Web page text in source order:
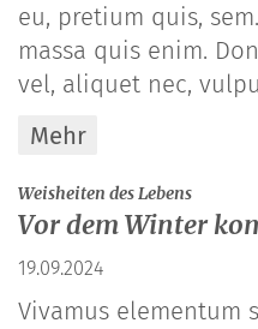
eu, pretium quis,
massa quis enim.
vel, aliquet nec,
Mehr
Weisheiten des Lebens:
Vor dem Winter
19.09.2024
Vivamus elementum